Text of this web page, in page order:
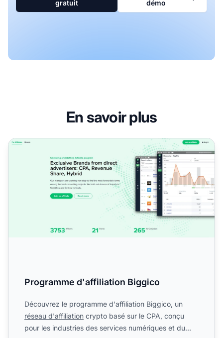
gratuit
démo
En savoir plus
Programme d'affiliation Biggico
Programme d'affiliation Biggico
Découvrez le programme d'affiliation Biggico, un
réseau d'affiliation crypto basé sur le CPA, conçu
pour les industries des services numériques et du